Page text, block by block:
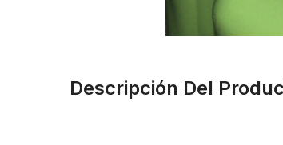
Descripción Del